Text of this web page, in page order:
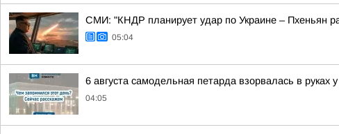
СМИ: "КНДР планирует удар по Украине – Пхеньян
05:04
6 августа самодельная петарда взорвалась в руках
04:05